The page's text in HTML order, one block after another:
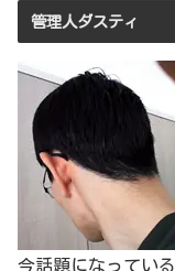
管理人ダスティ
今話題になっている